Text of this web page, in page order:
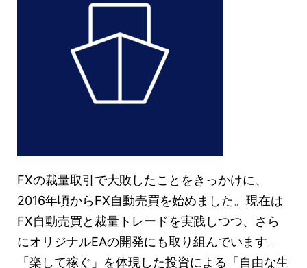
FXの裁量取引で大敗したことをきっかけに、
2016年頃からFX自動売買を始めました。現在は
FX自動売買と裁量トレードを実践しつつ、さら
にオリジナルEAの開発にも取り組んでいます。
「楽して稼ぐ」を体現した投資による「自由な生